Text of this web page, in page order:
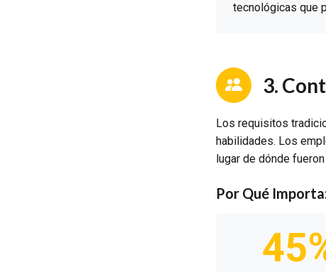
tecnológicas que
3.
Los requisitos
habilidades. Los
lugar de dónde
Por Qué